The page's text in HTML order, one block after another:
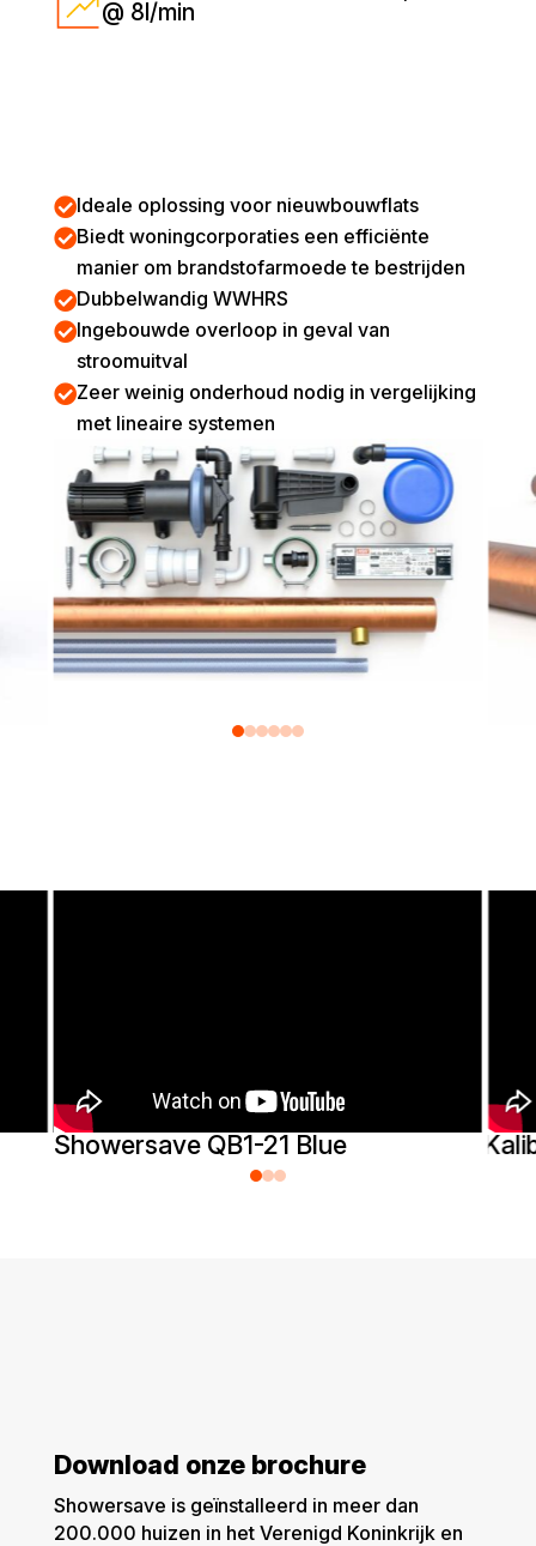
@ 8l/min
Ideale oplossing voor nieuwbouwflats
Biedt woningcorporaties een efficiënte
manier om brandstofarmoede te bestrijden
Dubbelwandig WWHRS
Ingebouwde overloop in geval van
stroomuitval
Zeer weinig onderhoud nodig in vergelijking
met lineaire systemen
Showersave QB1-21 Blue
Download onze brochure
Showersave is geïnstalleerd in meer dan
200.000 huizen in het Verenigd Koninkrijk en